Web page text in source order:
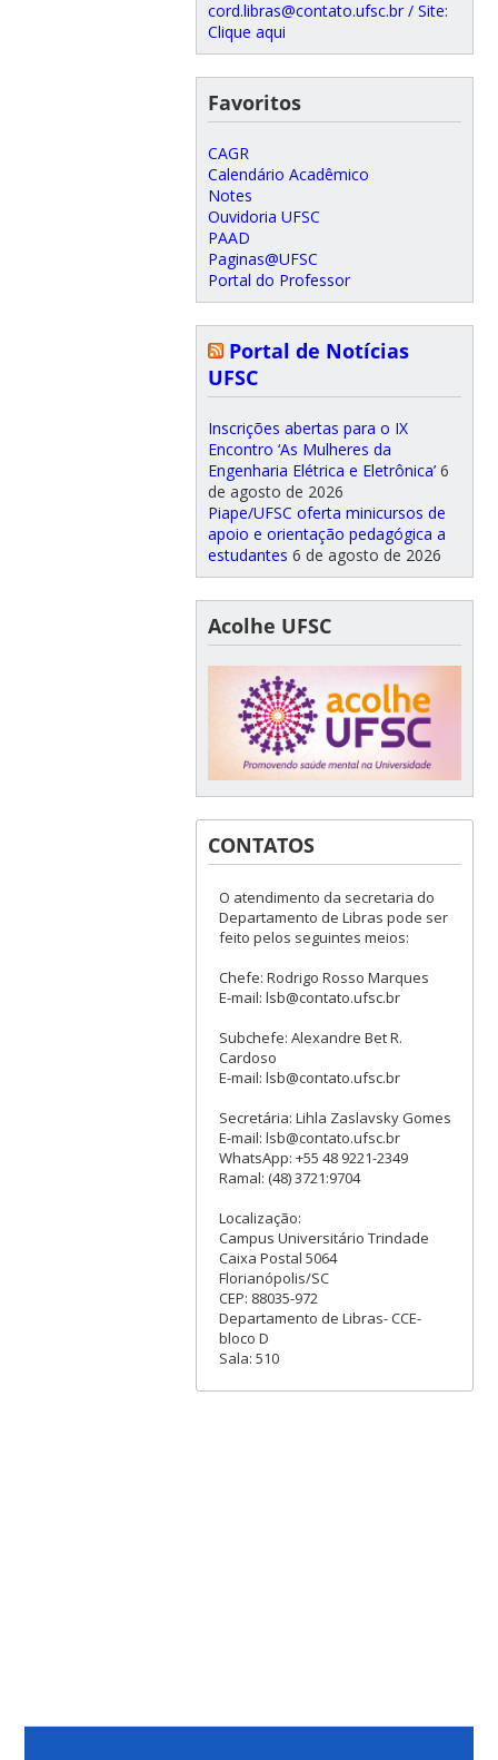
cord.libras@contato.ufsc.br / Site:
Clique aqui
Favoritos
CAGR
Calendário Acadêmico
Notes
Ouvidoria UFSC
PAAD
Paginas@UFSC
Portal do Professor
Portal de Notícias
UFSC
Inscrições abertas para o IX
Encontro ‘As Mulheres da
Engenharia Elétrica e Eletrônica’ 6
de agosto de 2026
Piape/UFSC oferta minicursos de
apoio e orientação pedagógica a
estudantes 6 de agosto de 2026
Acolhe UFSC
CONTATOS
O atendimento da secretaria do
Departamento de Libras pode ser
feito pelos seguintes meios:
Chefe: Rodrigo Rosso Marques
E-mail: lsb@contato.ufsc.br
Subchefe: Alexandre Bet R.
Cardoso
E-mail: lsb@contato.ufsc.br
Secretária: Lihla Zaslavsky Gomes
E-mail: lsb@contato.ufsc.br
WhatsApp: +55 48 9221-2349
Ramal: (48) 3721:9704
Localização:
Campus Universitário Trindade
Caixa Postal 5064
Florianópolis/SC
CEP: 88035-972
Departamento de Libras- CCE-
bloco D
Sala: 510